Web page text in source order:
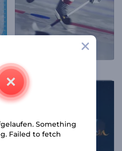
F
estlicher Flipper-Weihnachtsgruß Hockey-Turnier-Opener
Something
Failed to fetch